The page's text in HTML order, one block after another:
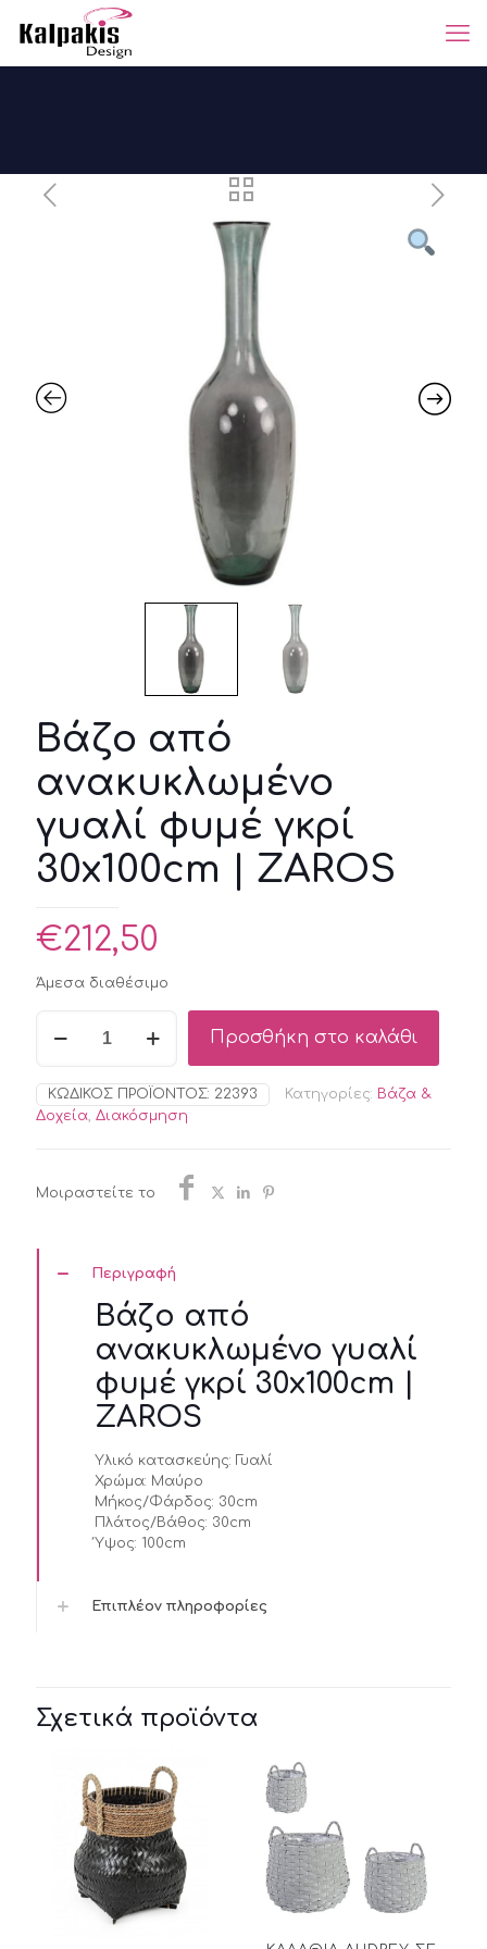
Βάζο από
ανακυκλωμένο
γυαλί φυμέ γκρί
30x100cm | ZAROS
€212,50
Άμεσα διαθέσιμο
από
γυαλί
φυμέ
γκρί
ZAROS
ποσότητα
Προσθήκη στο καλάθι
ΚΩΔΙΚΌΣ ΠΡΟΪΌΝΤΟΣ: 22393 Κατηγορίες: Βάζα &
Δοχεία Διακόσμηση
Μοιραστείτε το
Περιγραφή
Βάζο από
ανακυκλωμένο γυαλί
φυμέ γκρί 30x100cm |
ZAROS
Υλικό κατασκεύης: Γυαλί
Χρώμα: Μαύρο
Μήκος/Φάρδος: 30cm
Πλάτος/Βάθος: 30cm
Ύψος: 100cm
Επιπλέον πληροφορίες
Σχετικά προϊόντα